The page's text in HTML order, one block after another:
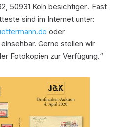
50931 Köln besichtigen. Fast
sind im Internet unter:
oder
einsehbar. Gerne stellen wir
Fotokopien zur Verfügung.“